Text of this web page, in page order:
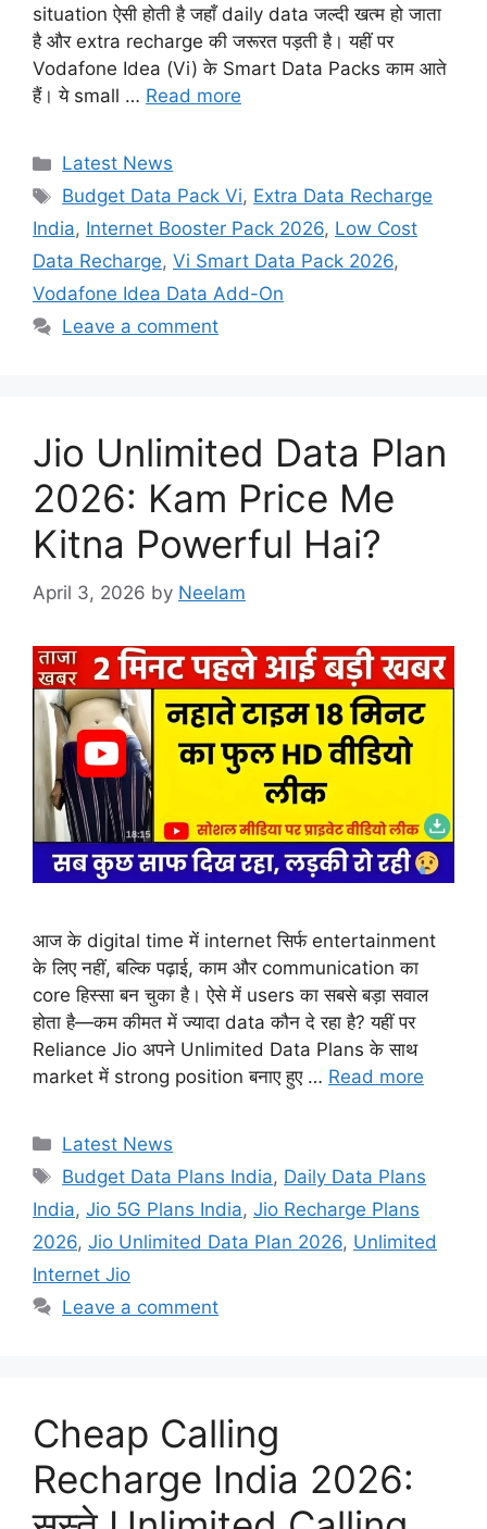
situation ऐसी होती है जहाँ daily data जल्दी खत्म हो जाता
है और extra recharge की जरूरत पड़ती है। यहीं पर
Vodafone Idea (Vi) के Smart Data Packs काम आते
हैं। ये small … Read more
Categories
Latest News
Tags
Budget Data Pack Vi, Extra Data Recharge
India, Internet Booster Pack 2026, Low Cost
Data Recharge, Vi Smart Data Pack 2026,
Vodafone Idea Data Add-On
Leave a comment
Jio Unlimited Data Plan
2026: Kam Price Me
Kitna Powerful Hai?
April 3, 2026 by Neelam
आज के digital time में internet सिर्फ entertainment
के लिए नहीं, बल्कि पढ़ाई, काम और communication का
core हिस्सा बन चुका है। ऐसे में users का सबसे बड़ा सवाल
होता है—कम कीमत में ज्यादा data कौन दे रहा है? यहीं पर
Reliance Jio अपने Unlimited Data Plans के साथ
market में strong position बनाए हुए … Read more
Categories
Latest News
Tags
Budget Data Plans India, Daily Data Plans
India, Jio 5G Plans India, Jio Recharge Plans
2026, Jio Unlimited Data Plan 2026, Unlimited
Internet Jio
Leave a comment
Cheap Calling
Recharge India 2026: